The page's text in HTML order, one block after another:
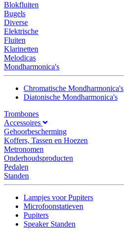
Blokfluiten
Bugels
Diverse
Elektrische
Fluiten
Klarinetten
Melodicas
Mondharmonica's
Chromatische Mondharmonica's
Diatonische Mondharmonica's
Trombones
Accessoires
Gehoorbescherming
Koffers, Tassen en Hoezen
Metronomen
Onderhoudsproducten
Pedalen
Standen
Lampjes voor Pupiters
Microfoonstatieven
Pupiters
Speaker Standen